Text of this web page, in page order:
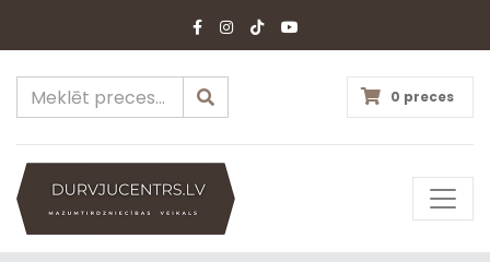
0 preces